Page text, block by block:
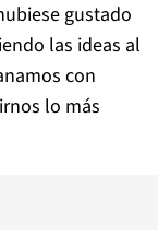
gustado
las ideas al
con
lo más